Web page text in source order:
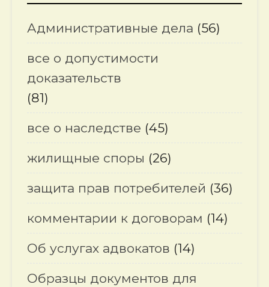
Административные дела (56)
все о допустимости
доказательств
(81)
все о наследстве (45)
жилищные споры (26)
защита прав потребителей (36)
комментарии к договорам (14)
Об услугах адвокатов (14)
Образцы документов для